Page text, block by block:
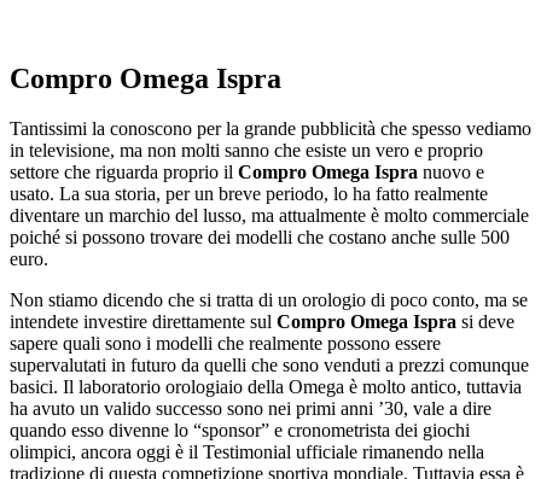
Compro Omega Ispra
Tantissimi la conoscono per la grande pubblicità che spesso vediamo
in televisione, ma non molti sanno che esiste un vero e proprio
settore che riguarda proprio il Compro Omega Ispra nuovo e
usato. La sua storia, per un breve periodo, lo ha fatto realmente
diventare un marchio del lusso, ma attualmente è molto commerciale
poiché si possono trovare dei modelli che costano anche sulle 500
euro.
Non stiamo dicendo che si tratta di un orologio di poco conto, ma se
intendete investire direttamente sul Compro Omega Ispra si deve
sapere quali sono i modelli che realmente possono essere
supervalutati in futuro da quelli che sono venduti a prezzi comunque
basici. Il laboratorio orologiaio della Omega è molto antico, tuttavia
ha avuto un valido successo sono nei primi anni ’30, vale a dire
quando esso divenne lo “sponsor” e cronometrista dei giochi
olimpici, ancora oggi è il Testimonial ufficiale rimanendo nella
tradizione di questa competizione sportiva mondiale. Tuttavia essa è